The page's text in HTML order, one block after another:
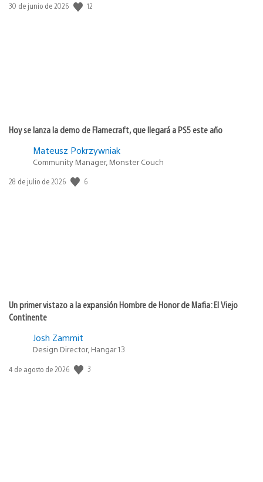
Fecha
30 de junio de 2026 12
Hoy se lanza la demo de Flamecraft, que llegará a PS5 este año
Mateusz Pokrzywniak
Community Manager, Monster Couch
Fecha
28 de julio de 2026 6
Un primer vistazo a la expansión Hombre de Honor de Mafia: El Viejo
Continente
Josh Zammit
Design Director, Hangar 13
Fecha
4 de agosto de 2026 3